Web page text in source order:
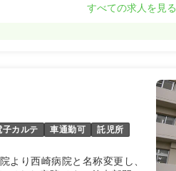
すべての求人を見る
子カルテ 車通勤可 託児所
より西崎病院と名称変更し、